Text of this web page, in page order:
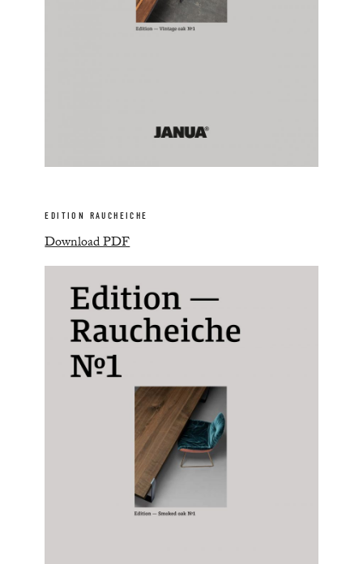
EDITION RAUCHEICHE
Download PDF